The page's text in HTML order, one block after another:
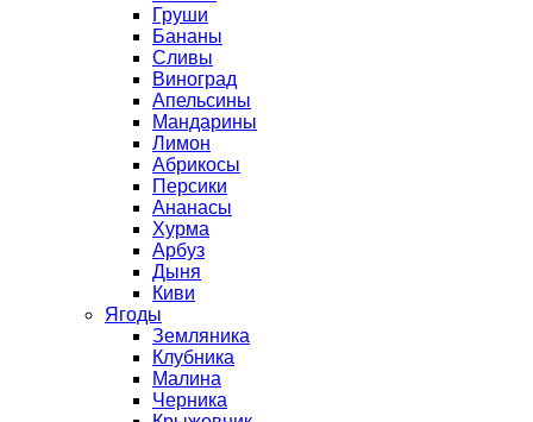
Груши
Бананы
Сливы
Виноград
Апельсины
Мандарины
Лимон
Абрикосы
Персики
Ананасы
Хурма
Арбуз
Дыня
Киви
Ягоды
Земляника
Клубника
Малина
Черника